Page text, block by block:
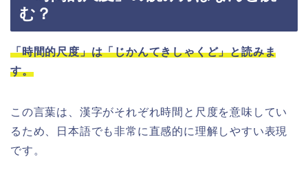
む？
「時間的尺度」は「じかんてきしゃくど」と読みま
す。
この言葉は、漢字がそれぞれ時間と尺度を意味してい
るため、日本語でも非常に直感的に理解しやすい表現
です。